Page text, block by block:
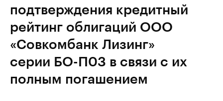
подтверждения кредитный
рейтинг облигаций ООО
«Совкомбанк Лизинг»
серии БО-П03 в связи с их
полным погашением